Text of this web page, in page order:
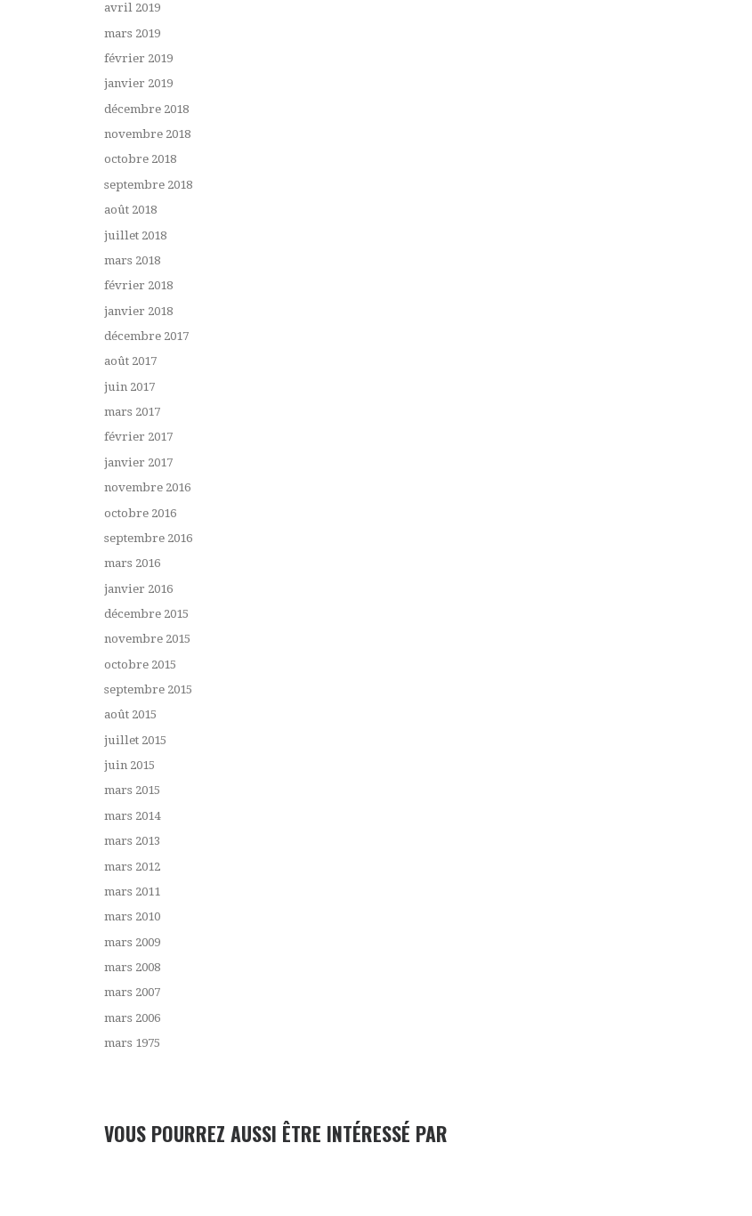
VOUS POURREZ AUSSI ÊTRE INTÉRESSÉ PAR
avril 2019
mars 2019
février 2019
janvier 2019
décembre 2018
novembre 2018
octobre 2018
septembre 2018
août 2018
juillet 2018
mars 2018
février 2018
janvier 2018
décembre 2017
août 2017
juin 2017
mars 2017
février 2017
janvier 2017
novembre 2016
octobre 2016
septembre 2016
mars 2016
janvier 2016
décembre 2015
novembre 2015
octobre 2015
septembre 2015
août 2015
juillet 2015
juin 2015
mars 2015
mars 2014
mars 2013
mars 2012
mars 2011
mars 2010
mars 2009
mars 2008
mars 2007
mars 2006
mars 1975